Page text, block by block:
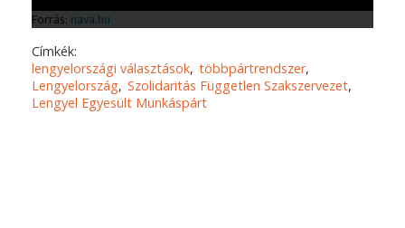
Címkék:
lengyelországi választások többpártrendszer
Lengyelország Szolidaritás Független Szakszervezet
Lengyel Egyesült Munkáspárt